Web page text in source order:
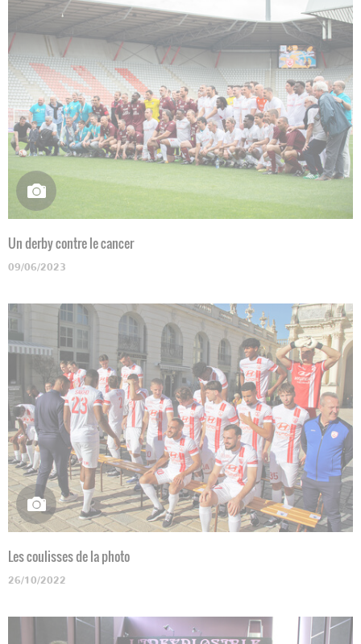
Un derby contre le cancer
09/06/2023
Les coulisses de la photo
26/10/2022